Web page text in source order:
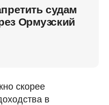
судам
Ормузский
скорее
в